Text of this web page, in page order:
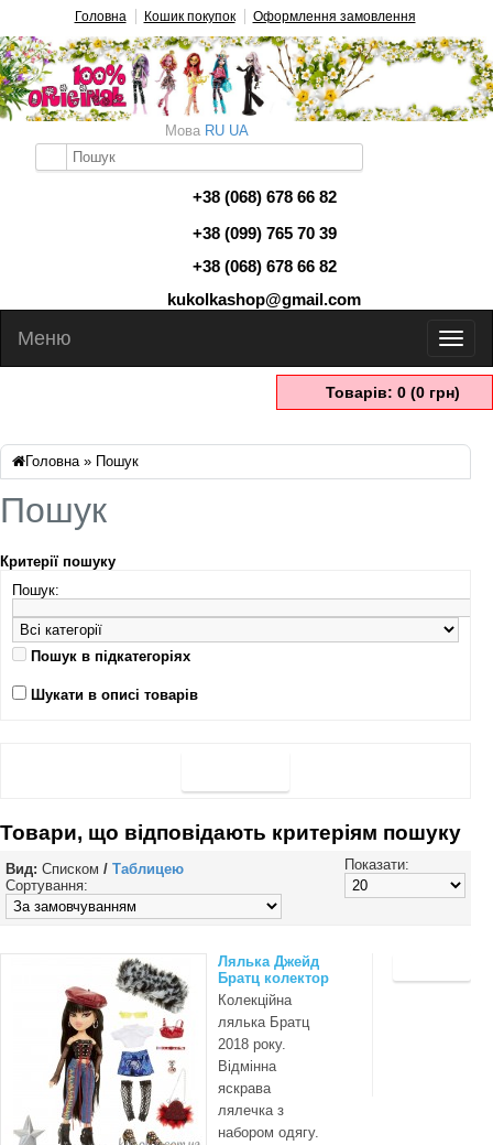
Головна Кошик покупок Оформлення замовлення
Мова RU UA
Товарів: 0 (0 грн)
+38 (068) 678 66 82
+38 (099) 765 70 39
+38 (068) 678 66 82
kukolkashop@gmail.com
Меню
Головна» Пошук
Пошук
Критерії пошуку
Пошук:
Пошук в підкатегоріях
Шукати в описі товарів
Товари, що відповідають критеріям пошуку
Вид: Списком / Таблицею
Показати:
Сортування:
Лялька Джейд
Братц колектор
Колекційна
лялька Братц
2018 року.
Відмінна
яскрава
лялечка з
набором одягу.